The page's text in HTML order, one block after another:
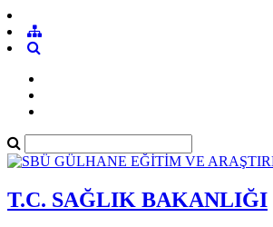
T.C. SAĞLIK BAKANLIĞI